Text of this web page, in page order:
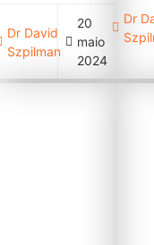
acima)
Dr David
Szpilman
20
maio
2024
Dr